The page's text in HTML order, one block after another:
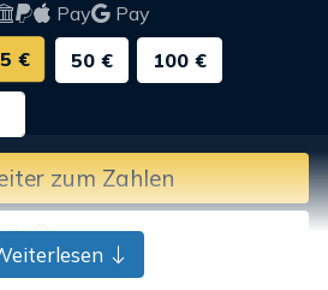
Pay
Pay
€ 50 € 100 €
zum Zahlen
Überweisung